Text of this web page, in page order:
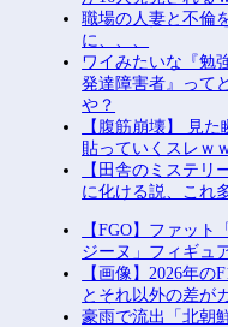
職場の人妻と不倫
に、、、
ワイみたいな『勉
発達障害者』って
や？
【腹筋崩壊】 見
貼っていくスレｗ
【田舎のミステリ
に化ける説、これ
【FGO】ファット
ジーヌ」フィギュ
【画像】2026年の
とそれ以外の差が
豪雨で流出「北朝